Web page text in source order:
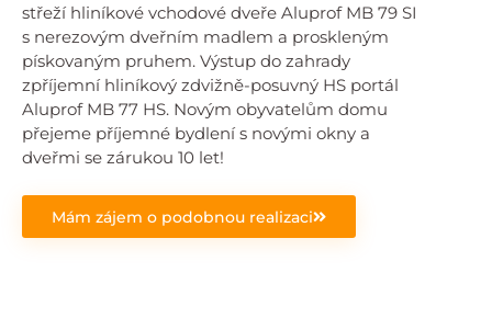
střeží hliníkové vchodové dveře Aluprof MB 79 SI
s nerezovým dveřním madlem a proskleným
pískovaným pruhem. Výstup do zahrady
zpříjemní hliníkový zdvižně-posuvný HS portál
Aluprof MB 77 HS. Novým obyvatelům domu
přejeme příjemné bydlení s novými okny a
dveřmi se zárukou 10 let!
Mám zájem o podobnou realizaci